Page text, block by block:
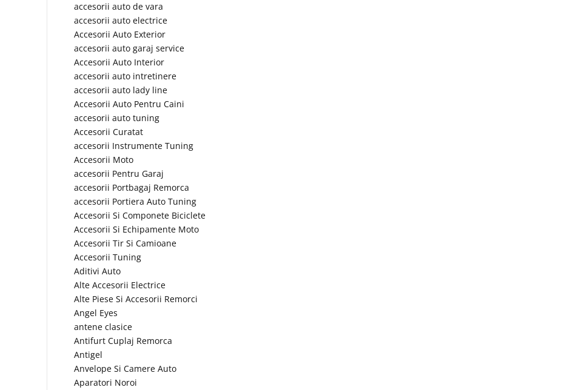
accesorii auto de vara
accesorii auto electrice
Accesorii Auto Exterior
accesorii auto garaj service
Accesorii Auto Interior
accesorii auto intretinere
accesorii auto lady line
Accesorii Auto Pentru Caini
accesorii auto tuning
Accesorii Curatat
accesorii Instrumente Tuning
Accesorii Moto
accesorii Pentru Garaj
accesorii Portbagaj Remorca
accesorii Portiera Auto Tuning
Accesorii Si Componete Biciclete
Accesorii Si Echipamente Moto
Accesorii Tir Si Camioane
Accesorii Tuning
Aditivi Auto
Alte Accesorii Electrice
Alte Piese Si Accesorii Remorci
Angel Eyes
antene clasice
Antifurt Cuplaj Remorca
Antigel
Anvelope Si Camere Auto
Aparatori Noroi